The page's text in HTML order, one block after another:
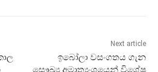
Next article
ඉබෝලා වසංගතය ගැන
සෞඛ්‍ය අමාත්‍යංශයෙන් විශේෂ